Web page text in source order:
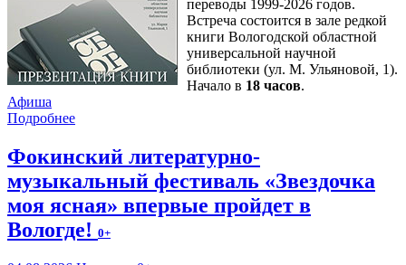
переводы 1999-2026 годов.
Встреча состоится в зале редкой
книги Вологодской областной
универсальной научной
библиотеки (ул. М. Ульяновой, 1).
Начало в 18 часов.
Афиша
Подробнее
Фокинский литературно-
музыкальный фестиваль «Звездочка
моя ясная» впервые пройдет в
Вологде! 0+